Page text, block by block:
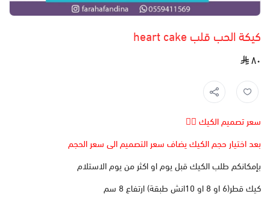
كيكة الحب قلب heart cake
٨٠
سعر تصميم الكيك 👆🏻
بعد اختيار حجم الكيك يضاف سعر التصميم الى سعر الحجم
بإمكانكم طلب الكيك قبل يوم او اكثر من يوم الاستلام
كيك قطر(6 او 8 او 10انش طبقة) ارتفاع 8 سم